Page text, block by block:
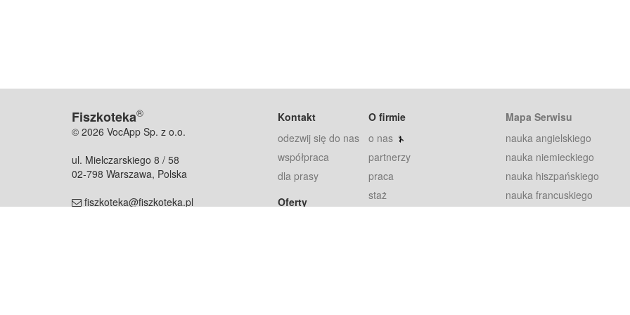
Fiszkoteka®
© 2026 VocApp Sp. z o.o.
ul. Mielczarskiego 8 / 58
02-798 Warszawa, Polska
fiszkoteka@fiszkoteka.pl
Kontakt
odezwij się do nas
współpraca
dla prasy
Oferty
O firmie
o nas
partnerzy
praca
staż
Mapa Serwisu
nauka angielskiego
nauka niemieckiego
nauka hiszpańskiego
nauka francuskiego